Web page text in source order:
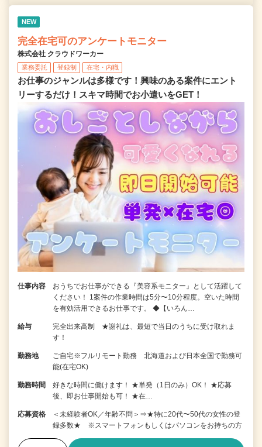
NEW
完全在宅可のアンケートモニター
株式会社 クラウドワーカー
業務委託 登録制 在宅・内職
お仕事のジャンルは多様です！興味のある案件にエント
リーするだけ！スキマ時間でお小遣いをGET！
仕事内容
おうちでお仕事ができる『美容系モニター』として活躍して
ください！ 1案件の作業時間は5分〜10分程度。空いた時間
を有効活用できるお仕事です。 ◆【いろん…
給与
完全出来高制 ★謝礼は、最短で当日のうちに受け取れま
す！
勤務地
ご自宅※フルリモート勤務 北海道および日本全国で勤務可
能(在宅OK)
勤務時間
好きな時間に働けます！ ★単発（1日のみ）OK！ ★応募
後、即お仕事開始も可！ ★在…
応募資格
＜未経験者OK／年齢不問＞⇒★特に20代〜50代の女性の登
録多数★ ※スマートフォンもしくはパソコンをお持ちの方